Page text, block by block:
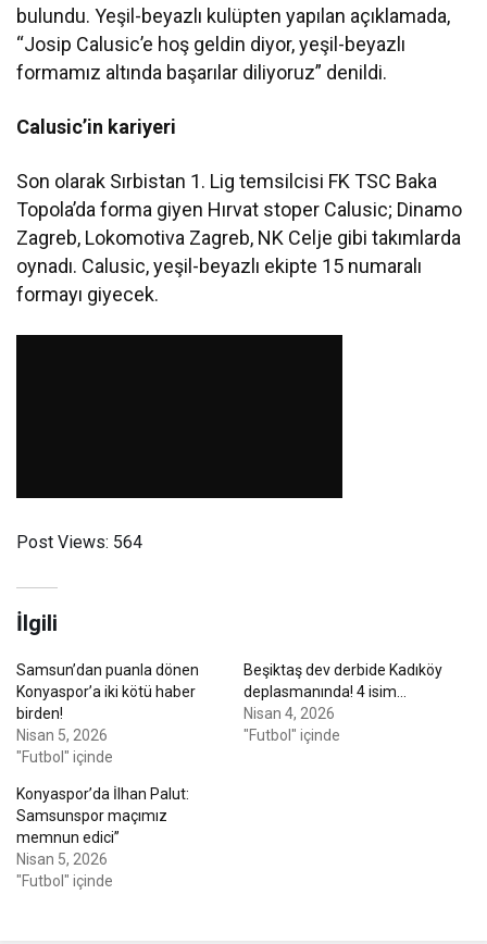
bulundu. Yeşil-beyazlı kulüpten yapılan açıklamada,
“Josip Calusic’e hoş geldin diyor, yeşil-beyazlı
formamız altında başarılar diliyoruz” denildi.
Calusic’in kariyeri
Son olarak Sırbistan 1. Lig temsilcisi FK TSC Baka
Topola’da forma giyen Hırvat stoper Calusic; Dinamo
Zagreb, Lokomotiva Zagreb, NK Celje gibi takımlarda
oynadı. Calusic, yeşil-beyazlı ekipte 15 numaralı
formayı giyecek.
Post Views: 564
İlgili
Samsun’dan puanla dönen
Konyaspor’a iki kötü haber
birden!
Nisan 5, 2026
"Futbol" içinde
Beşiktaş dev derbide Kadıköy
deplasmanında! 4 isim…
Nisan 4, 2026
"Futbol" içinde
Konyaspor’da İlhan Palut:
Samsunspor maçımız
memnun edici”
Nisan 5, 2026
"Futbol" içinde